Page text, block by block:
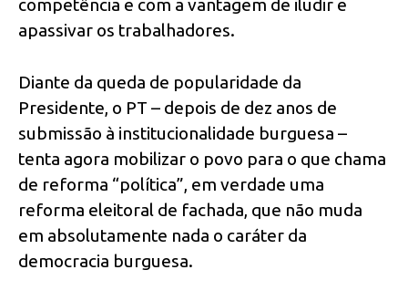
competência e com a vantagem de iludir e
apassivar os trabalhadores.
Diante da queda de popularidade da
Presidente, o PT – depois de dez anos de
submissão à institucionalidade burguesa –
tenta agora mobilizar o povo para o que chama
de reforma “política”, em verdade uma
reforma eleitoral de fachada, que não muda
em absolutamente nada o caráter da
democracia burguesa.